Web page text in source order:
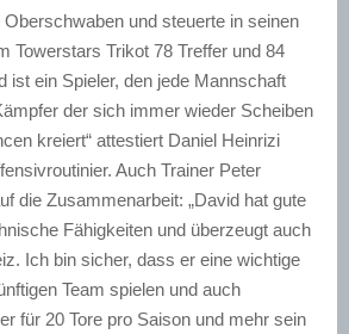
und steuerte in seinen
Towerstars Trikot 78 Treffer und 84
ist ein Spieler, den jede Mannschaft
der sich immer wieder Scheiben
kreiert“ attestiert Daniel Heinrizi
Auch Trainer Peter
die Zusammenarbeit: „David hat gute
Fähigkeiten und überzeugt auch
Ich bin sicher, dass er eine wichtige
Team spielen und auch
für 20 Tore pro Saison und mehr sein